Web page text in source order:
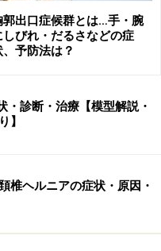
なく、費用もわずか。
受けられるので、整形
もCTであれば診断可能
郭出口症候群とは…手・腕
しびれ・だるさなどの症
、予防法は？
診断・治療【模型解説・
】
椎ヘルニアの症状・原因・